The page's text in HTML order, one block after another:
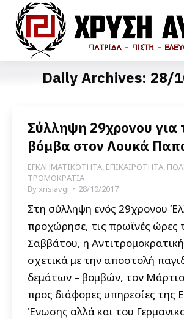
Daily Archives: 28/
Σύλληψη 29χρονου για
βόμβα στον Λουκά
ΕΓΚΛΗΜΑΤΙΚΟΤΗΤΑ, ΕΠΙΚΑΙΡΟΤΗΤΑ,
ΤΡΟΜΟΚΡΑΤΙΑ
Byxrisiavgi 28/10/2017
Στη σύλληψη ενός 29χρονου
προχώρησε, τις πρωϊνές ώρες
Σαββάτου, η
σχετικά με την αποστολή
δεμάτων – βομβών, τον
προς διάφορες υπηρεσίες της
Ένωσης αλλά και του